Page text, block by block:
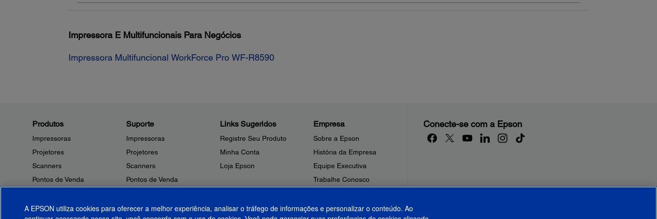
Impressora E Multifuncionais Para Negócios
Impressora Multifuncional WorkForce Pro WF-R8590
Produtos
Impressoras
Projetores
Scanners
Pontos de Venda
Microdispositivos
Suporte
Impressoras
Projetores
Scanners
Pontos de Venda
Outros Produtos
Links Sugeridos
Registre Seu Produto
Minha Conta
Loja Epson
Empresa
Sobre a Epson
História da Empresa
Equipe Executiva
Trabalhe Conosco
Fale Conosco
Conecte-se com a Epson
A EPSON utiliza cookies para oferecer a melhor experiência, analisar o tráfego de informações e personalizar o conteúdo. Ao